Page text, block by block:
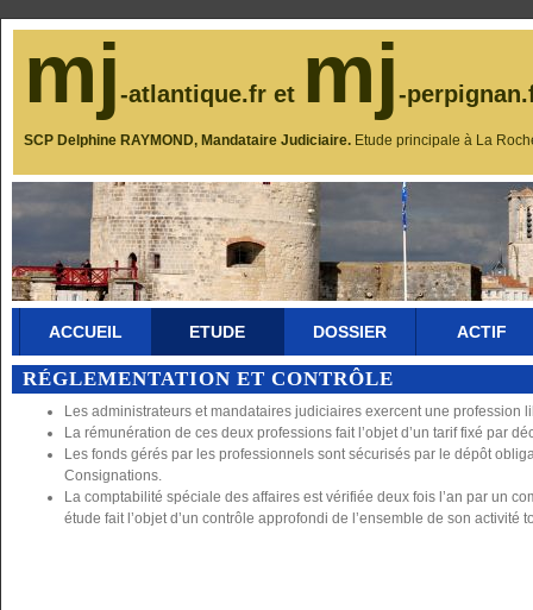
mj-atlantique.fr et mj-
SCP Delphine RAYMOND, Mandataire Judiciaire. Etude principale à La
ACCUEIL ETUDE DOSSIER ACTIF
RÉGLEMENTATION ET CONTRÔLE
Les administrateurs et mandataires judiciaires exercent une profession
La rémunération de ces deux professions fait l’objet d’un tarif fixé par
Les fonds gérés par les professionnels sont sécurisés par le dépôt
Consignations.
La comptabilité spéciale des affaires est vérifiée deux fois l’an par un
étude fait l’objet d’un contrôle approfondi de l’ensemble de son activité